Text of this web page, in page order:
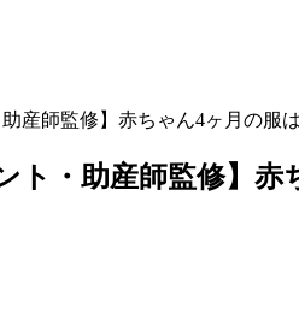
産師監修】赤ちゃん4ヶ月の服
ト・助産師監修】